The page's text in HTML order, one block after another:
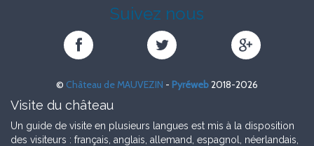
Suivez nous
Château
sur
Château
sur
Château
© Château de MAUVEZIN - Pyréweb2018-2026
Visite du château
Un guide de visite en plusieurs langues est mis à la disposition
des visiteurs : français, anglais, allemand, espagnol, néerlandais,